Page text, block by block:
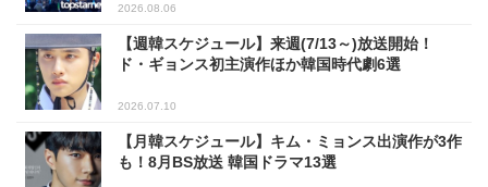
2026.08.06
【週韓スケジュール】来週(7/13～)放送開始！
ド・ギョンス初主演作ほか韓国時代劇6選
2026.07.10
【月韓スケジュール】キム・ミョンス出演作が3作
も！8月BS放送 韓国ドラマ13選